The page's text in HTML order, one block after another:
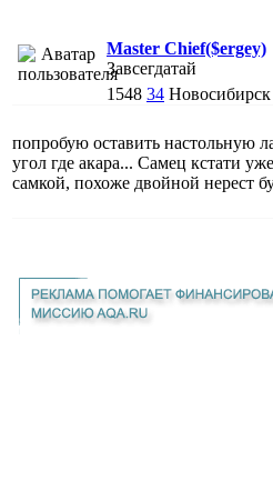
Master Chief($ergey)
Завсегдатай
1548 34 Новосибирск
попробую оставить настольную
угол где акара... Самец кстати
самкой, похоже двойной нерест